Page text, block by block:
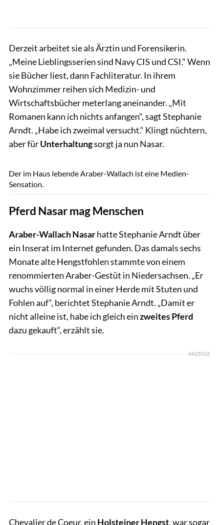
Derzeit arbeitet sie als Ärztin und Forensikerin.
„Meine Lieblingsserien sind Navy CIS und CSI.“ Wenn
sie Bücher liest, dann Fachliteratur. In ihrem
Wohnzimmer reihen sich Medizin- und
Wirtschaftsbücher meterlang aneinander. „Mit
Romanen kann ich nichts anfangen“, sagt Stephanie
Arndt. „Habe ich zweimal versucht.“ Klingt nüchtern,
aber fürUnterhaltungsorgt ja nun Nasar.
Der im Haus lebende Araber-Wallach ist eine Medien-
Sensation.
Pferd Nasar mag Menschen
Araber-Wallach Nasarhatte Stephanie Arndt über
ein Inserat im Internet gefunden. Das damals sechs
Monate alte Hengstfohlen stammte von einem
renommierten Araber-Gestüt in Niedersachsen. „Er
wuchs völlig normal in einer Herde mit Stuten und
Fohlen auf“, berichtet Stephanie Arndt. „Damit er
nicht alleine ist, habe ich gleich einzweites Pferd
dazu gekauft“, erzählt sie.
ANZEIGE
Chevalier de Coeur, ein Holsteiner Hengst, war sogar